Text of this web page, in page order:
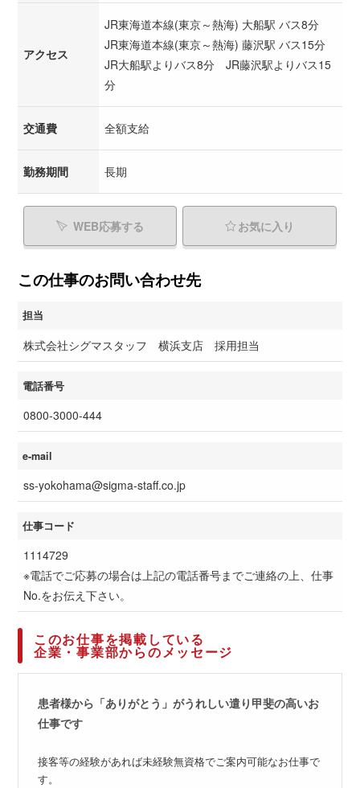
アクセス
JR東海道本線(東京～熱海) 大船駅 バス8分
JR東海道本線(東京～熱海) 藤沢駅 バス15分
JR大船駅よりバス8分 JR藤沢駅よりバス15
分
交通費 全額支給
勤務期間 長期
WEB応募する お気に入り
この仕事のお問い合わせ先
担当
株式会社シグマスタッフ 横浜支店 採用担当
電話番号
0800-3000-444
e-mail
ss-yokohama@sigma-staff.co.jp
仕事コード
1114729
※電話でご応募の場合は上記の電話番号までご連絡の上、仕事
No.をお伝え下さい。
このお仕事を掲載している
企業・事業部からのメッセージ
患者様から「ありがとう」がうれしい遣り甲斐の高いお
仕事です
接客等の経験があれば未経験無資格でご案内可能なお仕事で
す。